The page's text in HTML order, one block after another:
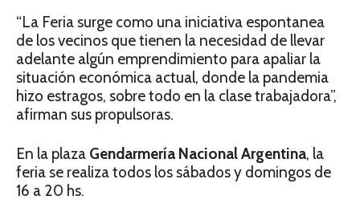
“La Feria surge como una iniciativa espontanea
de los vecinos que tienen la necesidad de llevar
adelante algún emprendimiento para apaliar la
situación económica actual, donde la pandemia
hizo estragos, sobre todo en la clase trabajadora”,
afirman sus propulsoras.
En la plaza Gendarmería Nacional Argentina, la
feria se realiza todos los sábados y domingos de
16 a 20 hs.